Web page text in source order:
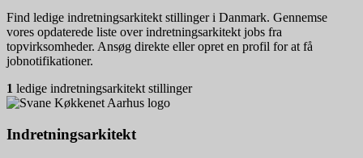
Find ledige indretningsarkitekt stillinger i Danmark. Gennemse
vores opdaterede liste over indretningsarkitekt jobs fra
topvirksomheder. Ansøg direkte eller opret en profil for at få
jobnotifikationer.
1 ledige indretningsarkitekt stillinger
Indretningsarkitekt